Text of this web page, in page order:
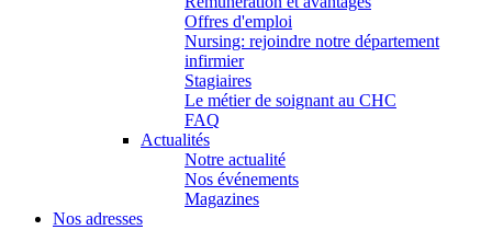
Offres d'emploi
Nursing: rejoindre notre département
infirmier
Stagiaires
Le métier de soignant au CHC
FAQ
Actualités
Notre actualité
Nos événements
Magazines
Nos adresses